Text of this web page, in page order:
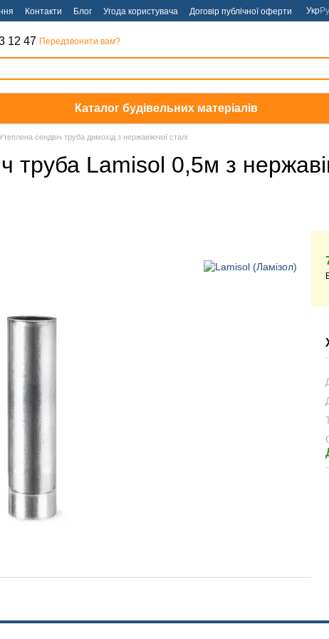
Контакти Блог Угода користувача Договір публічної оферти Укр
12 47 Передзвонити вам?
Каталог будівельних матеріалів
сендвіч труба димохід з нержавіючої сталі
труба Lamisol 0,5м з